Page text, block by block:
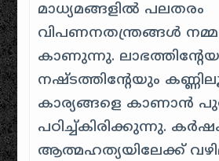
മാധ്യമങ്ങളിൽ പലതരം
വിപണനതന്ത്രങ്ങൾ
കാണുന്നു.
നഷ്ടത്തിന്റേയും
കാര്യങ്ങളെ കാണാൻ
പഠിച്ച്കിരിക്കുന്നു.
ആത്മഹത്യയിലേക്ക്